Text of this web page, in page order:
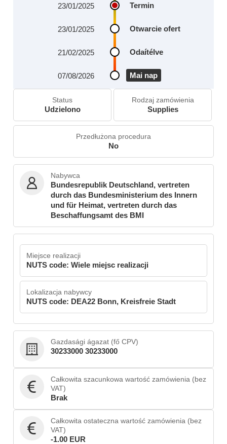
Termin
23/01/2025
Otwarcie ofert
23/01/2025
Odaítélve
21/02/2025
Mai nap
07/08/2026
Status
Udzielono
Rodzaj zamówienia
Supplies
Przedłużona procedura
No
Nabywca
Bundesrepublik Deutschland, vertreten
durch das Bundesministerium des Innern
und für Heimat, vertreten durch das
Beschaffungsamt des BMI
Miejsce realizacji
NUTS code: Wiele miejsc realizacji
Lokalizacja nabywcy
NUTS code: DEA22 Bonn, Kreisfreie Stadt
Gazdasági ágazat (fő CPV)
30233000 30233000
Całkowita szacunkowa wartość zamówienia (bez
VAT)
Brak
Całkowita ostateczna wartość zamówienia (bez
VAT)
-1.00 EUR